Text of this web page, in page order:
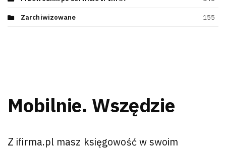
Zarchiwizowane 155
Mobilnie. Wszędzie
Z ifirma.pl masz księgowość w swoim